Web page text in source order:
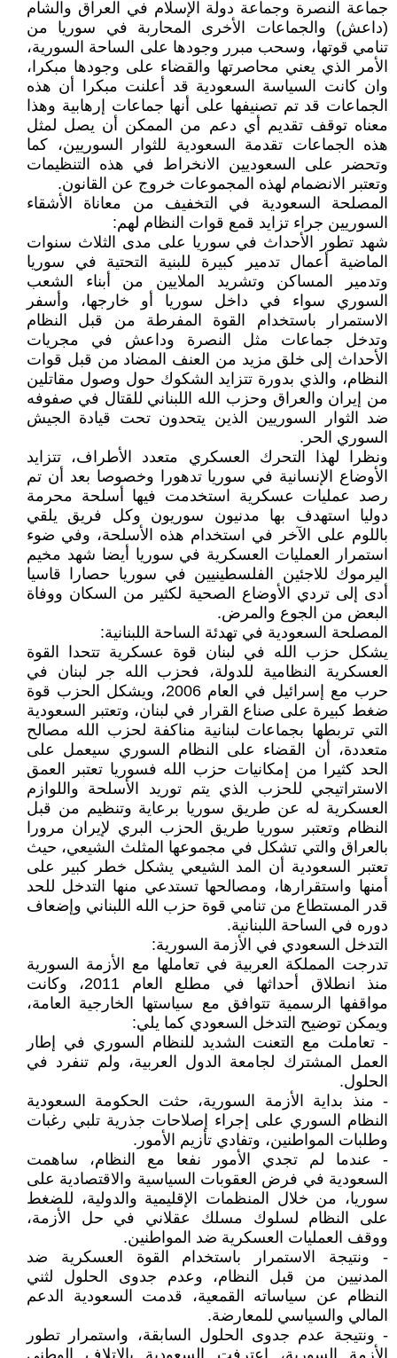
جماعة النصرة وجماعة دولة الإسلام في العراق والشام
(داعش) والجماعات الأخرى المحاربة في سوريا من
تنامي قوتها، وسحب مبرر وجودها على الساحة السورية،
الأمر الذي يعني محاصرتها والقضاء على وجودها مبكرا،
وان كانت السياسة السعودية قد أعلنت مبكرا أن هذه
الجماعات قد تم تصنيفها على أنها جماعات إرهابية وهذا
معناه توقف تقديم أي دعم من الممكن أن يصل لمثل
هذه الجماعات تقدمة السعودية للثوار السوريين، كما
وتحضر على السعوديين الانخراط في هذه التنظيمات
وتعتبر الانضمام لهذه المجموعات خروج عن القانون.
المصلحة السعودية في التخفيف من معاناة الأشقاء
السوريين جراء تزايد قمع قوات النظام لهم:
شهد تطور الأحداث في سوريا على مدى الثلاث سنوات
الماضية أعمال تدمير كبيرة للبنية التحتية في سوريا
وتدمير المساكن وتشريد الملايين من أبناء الشعب
السوري سواء في داخل سوريا أو خارجها، وأسفر
الاستمرار باستخدام القوة المفرطة من قبل النظام
وتدخل جماعات مثل النصرة وداعش في مجريات
الأحداث إلى خلق مزيد من العنف المضاد من قبل قوات
النظام، والذي بدورة تتزايد الشكوك حول وصول مقاتلين
من إيران والعراق وحزب الله اللبناني للقتال في صفوفه
ضد الثوار السوريين الذين يتحدون تحت قيادة الجيش
السوري الحر.
ونظرا لهذا التحرك العسكري متعدد الأطراف، تتزايد
الأوضاع الإنسانية في سوريا تدهورا وخصوصا بعد أن تم
رصد عمليات عسكرية استخدمت فيها أسلحة محرمة
دوليا استهدف بها مدنيون سوريون وكل فريق يلقي
باللوم على الآخر في استخدام هذه الأسلحة، وفي ضوء
استمرار العمليات العسكرية في سوريا أيضا شهد مخيم
اليرموك للاجئين الفلسطينيين في سوريا حصارا قاسيا
أدى إلى تردي الأوضاع الصحية لكثير من السكان ووفاة
البعض من الجوع والمرض.
المصلحة السعودية في تهدئة الساحة اللبنانية:
يشكل حزب الله في لبنان قوة عسكرية تتحدا القوة
العسكرية النظامية للدولة، فحزب الله جر لبنان في
حرب مع إسرائيل في العام 2006، ويشكل الحزب قوة
ضغط كبيرة على صناع القرار في لبنان، وتعتبر السعودية
التي تربطها بجماعات لبنانية مناكفة لحزب الله مصالح
متعددة، أن القضاء على النظام السوري سيعمل على
الحد كثيرا من إمكانيات حزب الله فسوريا تعتبر العمق
الاستراتيجي للحزب الذي يتم توريد الأسلحة واللوازم
العسكرية له عن طريق سوريا برعاية وتنظيم من قبل
النظام وتعتبر سوريا طريق الحزب البري لإيران مرورا
بالعراق والتي تشكل في مجموعها المثلث الشيعي، حيث
تعتبر السعودية أن المد الشيعي يشكل خطر كبير على
أمنها واستقرارها، ومصالحها تستدعي منها التدخل للحد
قدر المستطاع من تنامي قوة حزب الله اللبناني وإضعاف
دوره في الساحة اللبنانية.
التدخل السعودي في الأزمة السورية:
تدرجت المملكة العربية في تعاملها مع الأزمة السورية
منذ انطلاق أحداثها في مطلع العام 2011، وكانت
مواقفها الرسمية تتوافق مع سياستها الخارجية العامة،
ويمكن توضيح التدخل السعودي كما يلي:
- تعاملت مع التعنت الشديد للنظام السوري في إطار
العمل المشترك لجامعة الدول العربية، ولم تنفرد في
الحلول.
- منذ بداية الأزمة السورية، حثت الحكومة السعودية
النظام السوري على إجراء إصلاحات جذرية تلبي رغبات
وطلبات المواطنين، وتفادي تأزيم الأمور.
- عندما لم تجدي الأمور نفعا مع النظام، ساهمت
السعودية في فرض العقوبات السياسية والاقتصادية على
سوريا، من خلال المنظمات الإقليمية والدولية، للضغط
على النظام لسلوك مسلك عقلاني في حل الأزمة،
ووقف العمليات العسكرية ضد المواطنين.
- ونتيجة الاستمرار باستخدام القوة العسكرية ضد
المدنيين من قبل النظام، وعدم جدوى الحلول لثني
النظام عن سياساته القمعية، قدمت السعودية الدعم
المالي والسياسي للمعارضة.
- ونتيجة عدم جدوى الحلول السابقة، واستمرار تطور